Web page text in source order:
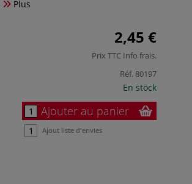
Plus
2,45 €
Prix TTC Info frais.
Réf. 80197
En stock
Ajouter au panier
Ajout liste d'envies